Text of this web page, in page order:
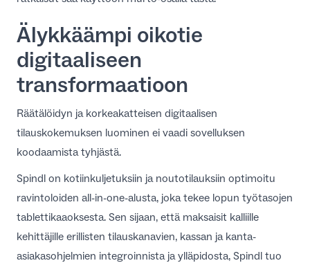
Älykkäämpi oikotie
digitaaliseen
transformaatioon
Räätälöidyn ja korkeakatteisen digitaalisen
tilauskokemuksen luominen ei vaadi sovelluksen
koodaamista tyhjästä.
Spindl on kotiinkuljetuksiin ja noutotilauksiin optimoitu
ravintoloiden all-in-one-alusta, joka tekee lopun työtasojen
tablettikaaoksesta. Sen sijaan, että maksaisit kalliille
kehittäjille erillisten tilauskanavien, kassan ja kanta-
asiakasohjelmien integroinnista ja ylläpidosta, Spindl tuo